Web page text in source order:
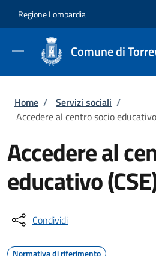
Regione Lombardia
Comune di
Briciole di pane
Home / Servizi sociali /
Accedere al centro socio
Accedere al
educativo
Condividi
Normativa di riferimento